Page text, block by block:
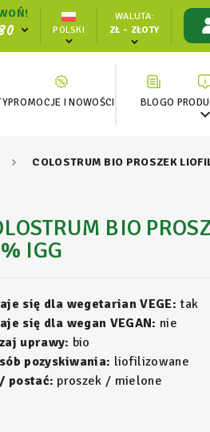
POLSKI
WALUTA:
ZŁ - ZŁOTY
PROMOCJE I NOWOŚCI BLOGO

COLOSTRUM BIO PROSZEK
BIO
IGG
się dla wegetarian VEGE: tak
się dla wegan VEGAN: nie
uprawy: bio
pozyskiwania: liofilizowane
postać: proszek / mielone